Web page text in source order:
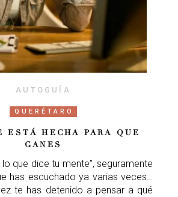
AUTOGUÍA
QUERÉTARO
ESTÁ HECHA PARA QUE
GANES
que dice tu mente”, seguramente
has escuchado ya varias veces…
te has detenido a pensar a qué